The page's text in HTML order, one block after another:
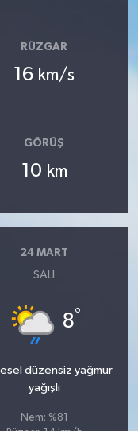
RÜZGAR
16 km/s
GÖRÜŞ
10 km
24 MART
SALI
8°
düzensiz yağmur
yağışlı
Nem: %81